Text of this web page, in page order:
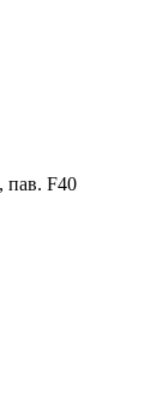
пав. F40